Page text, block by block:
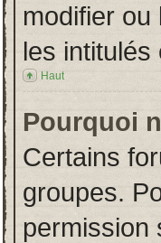
modifier
les
Haut
Pourquoi
Certains
groupes.
permission